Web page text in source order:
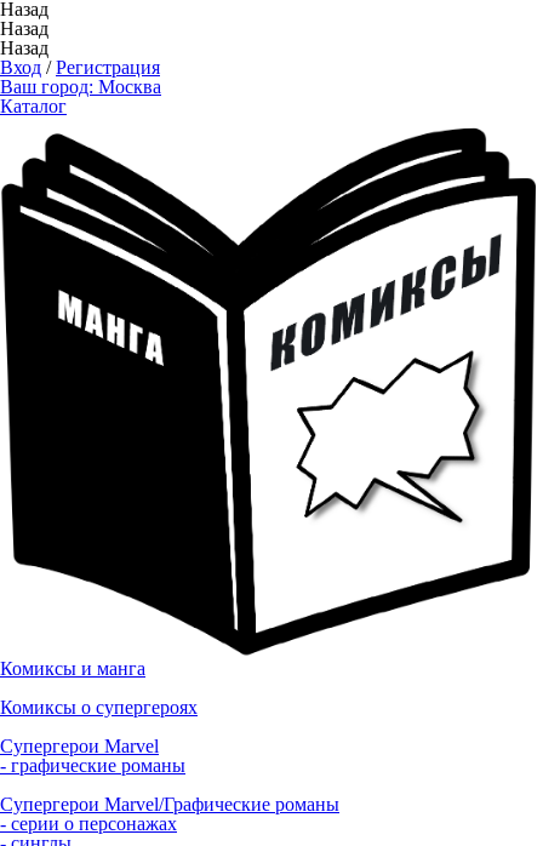
Назад
Назад
Назад
Вход /Регистрация
Ваш город: Москва
Каталог
Комиксы и манга
Комиксы о супергероях
Супергерои Marvel
- графические романы
Супергерои Marvel/Графические романы
- серии о персонажах